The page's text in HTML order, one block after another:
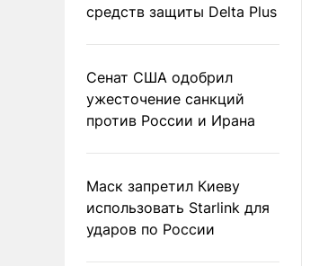
средств защиты Delta Plus
Сенат США одобрил
ужесточение санкций
против России и Ирана
Маск запретил Киеву
использовать Starlink для
ударов по России